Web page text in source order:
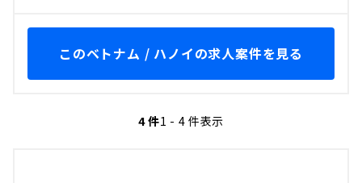
このベトナム / ハノイの求人案件を見る
4 件1 - 4 件表示